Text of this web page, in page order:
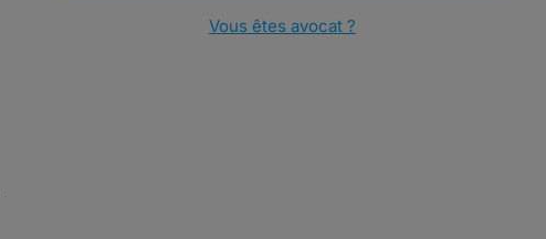
Vous êtes avocat ?